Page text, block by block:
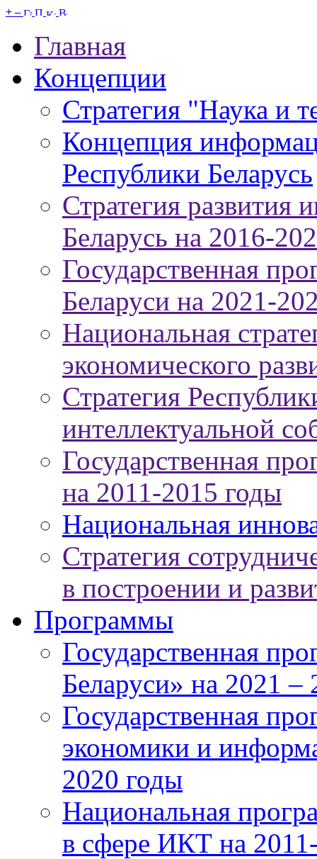
+ –
Главная
Концепции
Стратегия "Наука и
Концепция
Республики Беларусь
Стратегия развития
Беларусь на 2016-
Государственная
Беларуси на 2021-
Национальная
экономического
Стратегия
интеллектуальной
Государственная
на 2011-2015 годы
Национальная
Стратегия
в построении и
Программы
Государственная
Беларуси» на 2021 –
Государственная
экономики и
2020 годы
Национальная
в сфере ИКТ на